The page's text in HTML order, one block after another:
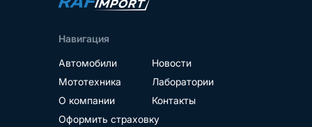
Навигация
Автомобили
Мототехника
О компании
Оформить страховку
Новости
Лаборатории
Контакты